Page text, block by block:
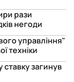
рази
негоди
управління"
техніки
ставку загинув